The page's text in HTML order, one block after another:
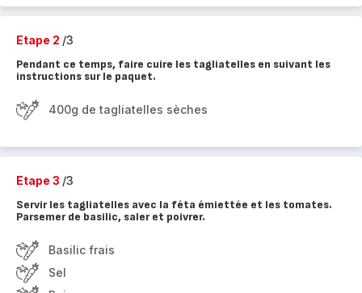
Etape 2 /3
Pendant ce temps, faire cuire les tagliatelles en suivant les
instructions sur le paquet.
400g de tagliatelles sèches
Etape 3 /3
Servir les tagliatelles avec la féta émiettée et les tomates.
Parsemer de basilic, saler et poivrer.
Basilic frais
Sel